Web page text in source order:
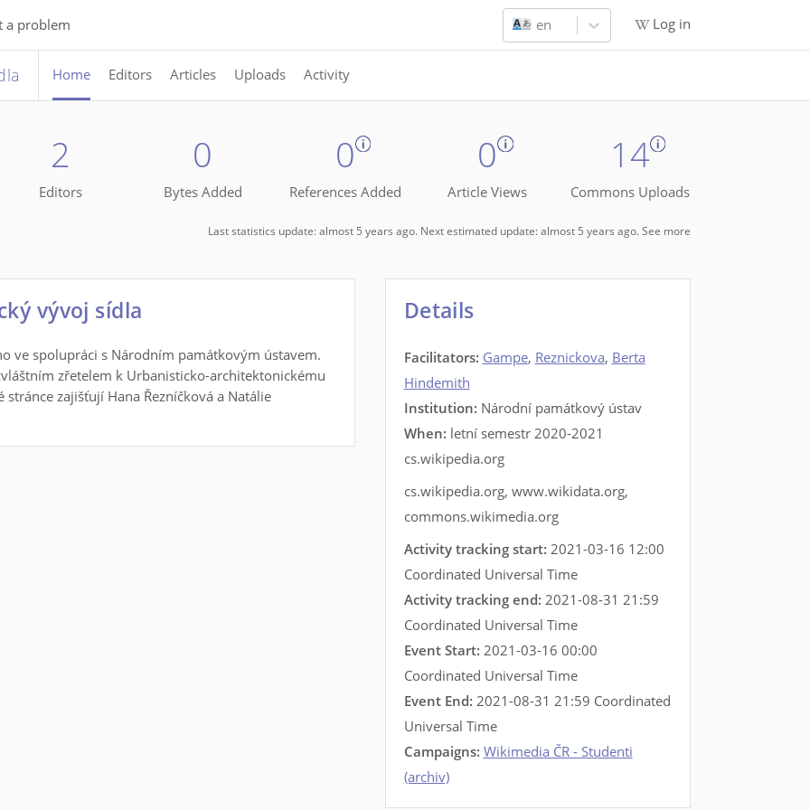
a problem en Log in
Home Editors Articles Uploads Activity
2
Editors
0
Bytes Added
0
References Added
0
Article Views
14
Commons Uploads
Last statistics update: almost 5 years ago. Next estimated update: almost 5 years ago.See more
vývoj sídla
ve spolupráci s Národním památkovým ústavem.
zřetelem k Urbanisticko-architektonickému
zajišťují Hana Řezníčková a Natálie
Details
Facilitators: Gampe, Reznickova, Berta
Hindemith
Institution: Národní památkový ústav
When: letní semestr 2020-2021
cs.wikipedia.org
cs.wikipedia.org, www.wikidata.org,
commons.wikimedia.org
Activity tracking start: 2021-03-16 12:00
Coordinated Universal Time
Activity tracking end: 2021-08-31 21:59
Coordinated Universal Time
Event Start: 2021-03-16 00:00
Coordinated Universal Time
Event End: 2021-08-31 21:59 Coordinated
Universal Time
Campaigns: Wikimedia ČR - Studenti
(archiv)